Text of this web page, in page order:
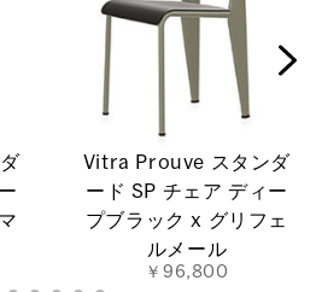
Vitra Prouve スタンダ
ード SP チェア ディー
プブラック x グリフェ
ルメール
￥96,800